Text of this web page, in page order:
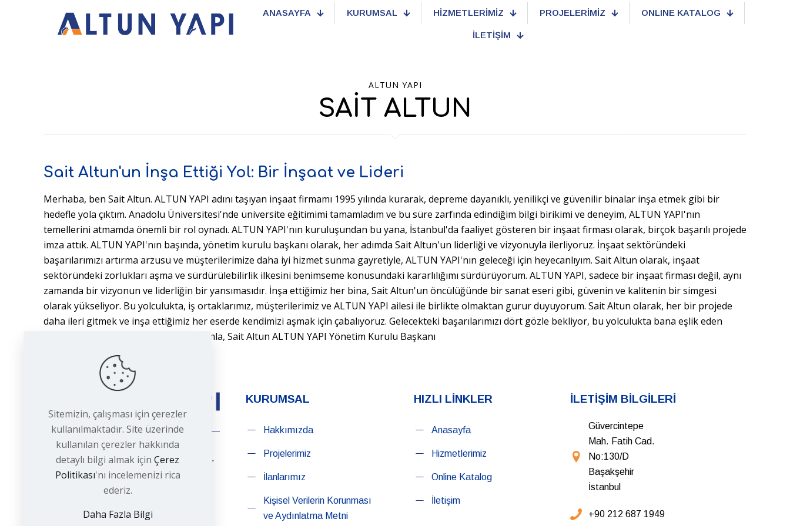
ANASAYFA KURUMSAL HİZMETLERİMİZ PROJELERİMİZ ONLINE KATALOG
İLETİŞİM
ALTUN YAPI
SAİT ALTUN
Sait Altun'un İnşa Ettiği Yol: Bir İnşaat ve Lideri
Merhaba, ben Sait Altun. ALTUN YAPI adını taşıyan inşaat firmamı 1995 yılında kurarak, depreme dayanıklı, yenilikçi ve güvenilir binalar inşa etmek gibi bir
hedefle yola çıktım. Anadolu Üniversitesi'nde üniversite eğitimimi tamamladım ve bu süre zarfında edindiğim bilgi birikimi ve deneyim, ALTUN YAPI'nın
temellerini atmamda önemli bir rol oynadı. ALTUN YAPI'nın kuruluşundan bu yana, İstanbul'da faaliyet gösteren bir inşaat firması olarak, birçok başarılı projede
imza attık. ALTUN YAPI'nın başında, yönetim kurulu başkanı olarak, her adımda Sait Altun'un liderliği ve vizyonuyla ilerliyoruz. İnşaat sektöründeki
başarılarımızı artırma arzusu ve müşterilerimize daha iyi hizmet sunma gayretiyle, ALTUN YAPI'nın geleceği için heyecanlıyım. Sait Altun olarak, inşaat
sektöründeki zorlukları aşma ve sürdürülebilirlik ilkesini benimseme konusundaki kararlılığımı sürdürüyorum. ALTUN YAPI, sadece bir inşaat firması değil, aynı
zamanda bir vizyonun ve liderliğin bir yansımasıdır. İnşa ettiğimiz her bina, Sait Altun'un öncülüğünde bir sanat eseri gibi, güvenin ve kalitenin bir simgesi
olarak yükseliyor. Bu yolculukta, iş ortaklarımız, müşterilerimiz ve ALTUN YAPI ailesi ile birlikte olmaktan gurur duyuyorum. Sait Altun olarak, her bir projede
daha ileri gitmek ve inşa ettiğimiz her eserde kendimizi aşmak için çabalıyoruz. Gelecekteki başarılarımızı dört gözle bekliyor, bu yolculukta bana eşlik eden
herkese teşekkür ediyorum. Saygılarımla, Sait Altun ALTUN YAPI Yönetim Kurulu Başkanı
Kalitenin Adresi
Modern Yaşamın Temelini Atıyoruz...
Pazartesi — Cumartesi:
KURUMSAL
Hakkımızda
Projelerimiz
İlanlarımız
Kişisel Verilerin Korunması
ve Aydınlatma Metni
HIZLI LİNKLER
Anasayfa
Hizmetlerimiz
Online Katalog
İletişim
İLETİŞİM BİLGİLERİ
Güvercintepe
Mah. Fatih Cad.
No:130/D
Başakşehir
İstanbul
+90 212 687 1949
Sitemizin, çalışması için çerezler
kullanılmaktadır. Site üzerinde
kullanılan çerezler hakkında
detaylı bilgi almak için Çerez
Politikası'nı incelemenizi rica
ederiz.
Daha Fazla Bilgi